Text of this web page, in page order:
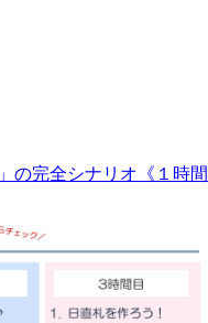
の完全シナリオ《１時間